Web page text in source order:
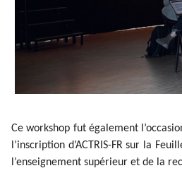
Ce workshop fut également
l’inscription d’ACTRIS-FR sur la
l’enseignement supérieur et de la